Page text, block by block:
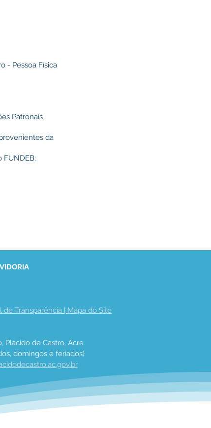
- Pessoa Física
Patronais
da
FUNDEB;
de Transparência | Mapa do Site
Plácido de Castro, Acre
domingos e feriados)